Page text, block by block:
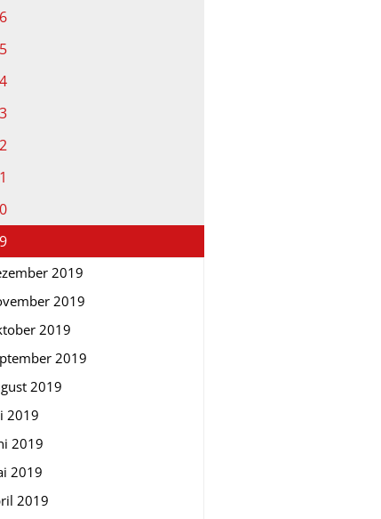
2019
2019
2019
2019
2019
2019
2019
2019
2019